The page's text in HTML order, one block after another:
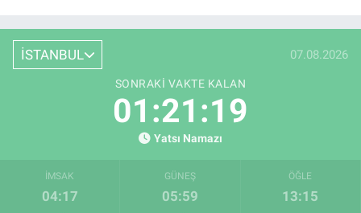
İSTANBUL 07.08.2026
SONRAKI VAKTE KALAN
01:21:18
Yatsı Namazı
İMSAK
04:17
GÜNEŞ
05:59
ÖĞLE
13:15